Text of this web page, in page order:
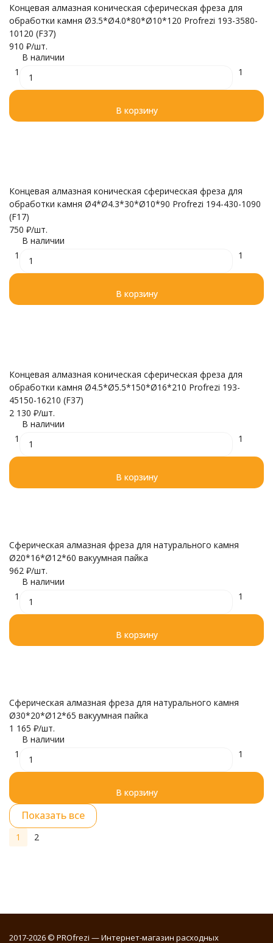
Концевая алмазная коническая сферическая фреза для
обработки камня Ø3.5*Ø4.0*80*Ø10*120 Profrezi 193-3580-
10120 (F37)
910 ₽/шт.
В наличии
1
1
В корзину
Концевая алмазная коническая сферическая фреза для
обработки камня Ø4*Ø4.3*30*Ø10*90 Profrezi 194-430-1090
(F17)
750 ₽/шт.
В наличии
1
1
В корзину
Концевая алмазная коническая сферическая фреза для
обработки камня Ø4.5*Ø5.5*150*Ø16*210 Profrezi 193-
45150-16210 (F37)
2 130 ₽/шт.
В наличии
1
1
В корзину
Сферическая алмазная фреза для натурального камня
Ø20*16*Ø12*60 вакуумная пайка
962 ₽/шт.
В наличии
1
1
В корзину
Сферическая алмазная фреза для натурального камня
Ø30*20*Ø12*65 вакуумная пайка
1 165 ₽/шт.
В наличии
1
1
В корзину
Показать все
1 2
2017-2026 © PROfrezi — Интернет-магазин расходных